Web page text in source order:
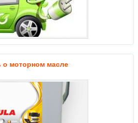
о моторном масле